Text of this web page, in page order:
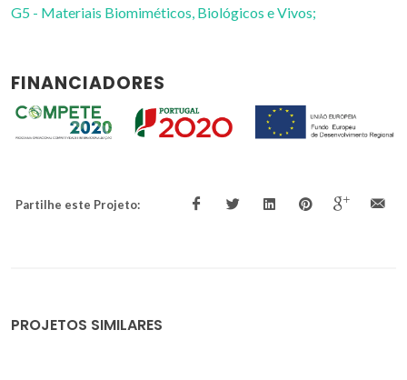
G5 - Materiais Biomiméticos, Biológicos e Vivos;
FINANCIADORES
Partilhe este Projeto:
PROJETOS SIMILARES